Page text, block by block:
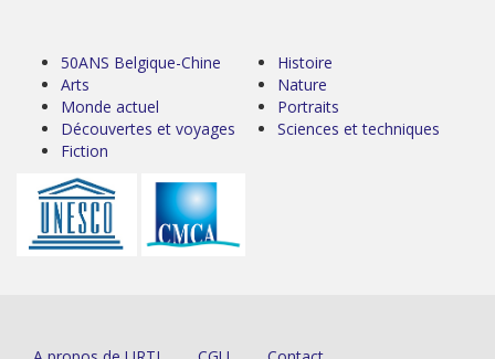
50ANS Belgique-Chine
Arts
Monde actuel
Découvertes et voyages
Fiction
Histoire
Nature
Portraits
Sciences et techniques